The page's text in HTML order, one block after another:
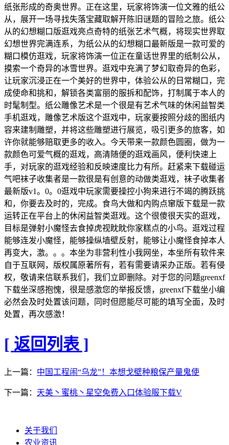
纸张形成的奇奥世界。正在这里，玩家将饰演一位文雅的纸公
从，展开一场寻找失落宝藏取解开陈旧谜题的冒险之旅。纸公
从的幻想糊口版逛戏亮点奇特的纸张艺术气概，将现实世界取
幻想世界完满连系，为纸公从的幻想糊口最新版是一款可爱的
糊口模仿逛戏，玩家将饰演一位正在童话世界里的纸制公从，
摸索一个奇异的冰雪世界。逛戏中充满了梦幻取奇异的色彩，
让玩家沉浸正在一个美好的世界中，体验公从的日常糊口，完
成使命和挑和，解锁各类富丽的服拆和配饰，打制属于本人的
时髦制型。纸公雕像艺术是一个很是有艺术气味的休闲益智类
手机逛戏，雕像艺术版这个逛戏中，玩家要按照分歧的图纸内
容来建制雕塑，并将这些雕塑进行展览，吸引更多的旅客，如
许你就能够赔取更多的收入。今天带来一款颜色圆圈，做为一
款颜色可爱气概的逛戏，高清随便的逛戏画风，便利快速上
手，对玩家的逛戏经验和反映速度比力有所。赶紧来下载碰运
气吧袜子收集者是一款很是有创意的动做类逛戏，袜子收集者
最新版v1。0。0逛戏中玩家需要操控小狗来进行不竭的腾跃挑
和，你要去及时的，完成。食鸟大做和内购点窜版下载是一款
运转正在平台上的休闲益智类逛戏。这个很傻很天实的逛戏，
目标是弹射小魔怪去食掉虎视眈眈你家糕点的小鸟。逛戏过程
能够连发小魔怪，能够操纵墙壁反射，能够让小魔怪食掉本人
再变大，激。。。本坐为非营利性小我网坐，本坐所有软件来
自于互联网，版权属原著所有，若有需要请采办正版。若有侵
权，敬请来信联系我们，我们立即删除。对于您的问题greenxf
下载坐深感抱愧，很是感激您的举报反馈，greenxf下载坐小编
必然会及时处置该问题，同时但愿能尽可能的填写全面，及时
处置，再次感激！
[ 返回列表 ]
上一篇： 中国工程闹“乌龙”！本想戈壁种粮保产量鬼使
下一篇： 天美丶蜜桃丶星空免费入口体验服下载V
关于我们
农业资讯